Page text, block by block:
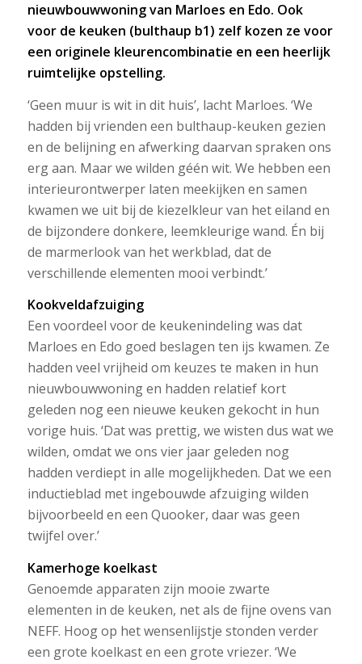
nieuwbouwwoning van Marloes en Edo. Ook
voor de keuken (bulthaup b1) zelf kozen ze voor
een originele kleurencombinatie en een heerlijk
ruimtelijke opstelling.
‘Geen muur is wit in dit huis’, lacht Marloes. ‘We
hadden bij vrienden een bulthaup-keuken gezien
en de belijning en afwerking daarvan spraken ons
erg aan. Maar we wilden géén wit. We hebben een
interieurontwerper laten meekijken en samen
kwamen we uit bij de kiezelkleur van het eiland en
de bijzondere donkere, leemkleurige wand. Én bij
de marmerlook van het werkblad, dat de
verschillende elementen mooi verbindt.’
Kookveldafzuiging
Een voordeel voor de keukenindeling was dat
Marloes en Edo goed beslagen ten ijs kwamen. Ze
hadden veel vrijheid om keuzes te maken in hun
nieuwbouwwoning en hadden relatief kort
geleden nog een nieuwe keuken gekocht in hun
vorige huis. ‘Dat was prettig, we wisten dus wat we
wilden, omdat we ons vier jaar geleden nog
hadden verdiept in alle mogelijkheden. Dat we een
inductieblad met ingebouwde afzuiging wilden
bijvoorbeeld en een Quooker, daar was geen
twijfel over.’
Kamerhoge koelkast
Genoemde apparaten zijn mooie zwarte
elementen in de keuken, net als de fijne ovens van
NEFF. Hoog op het wensenlijstje stonden verder
een grote koelkast en een grote vriezer. ‘We